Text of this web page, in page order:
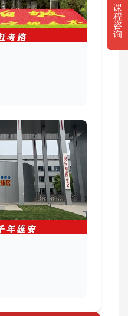
课
程
咨
询